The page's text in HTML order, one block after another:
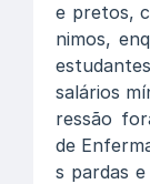
e pretos,
nimos,
salários
ressão
de
s pardas